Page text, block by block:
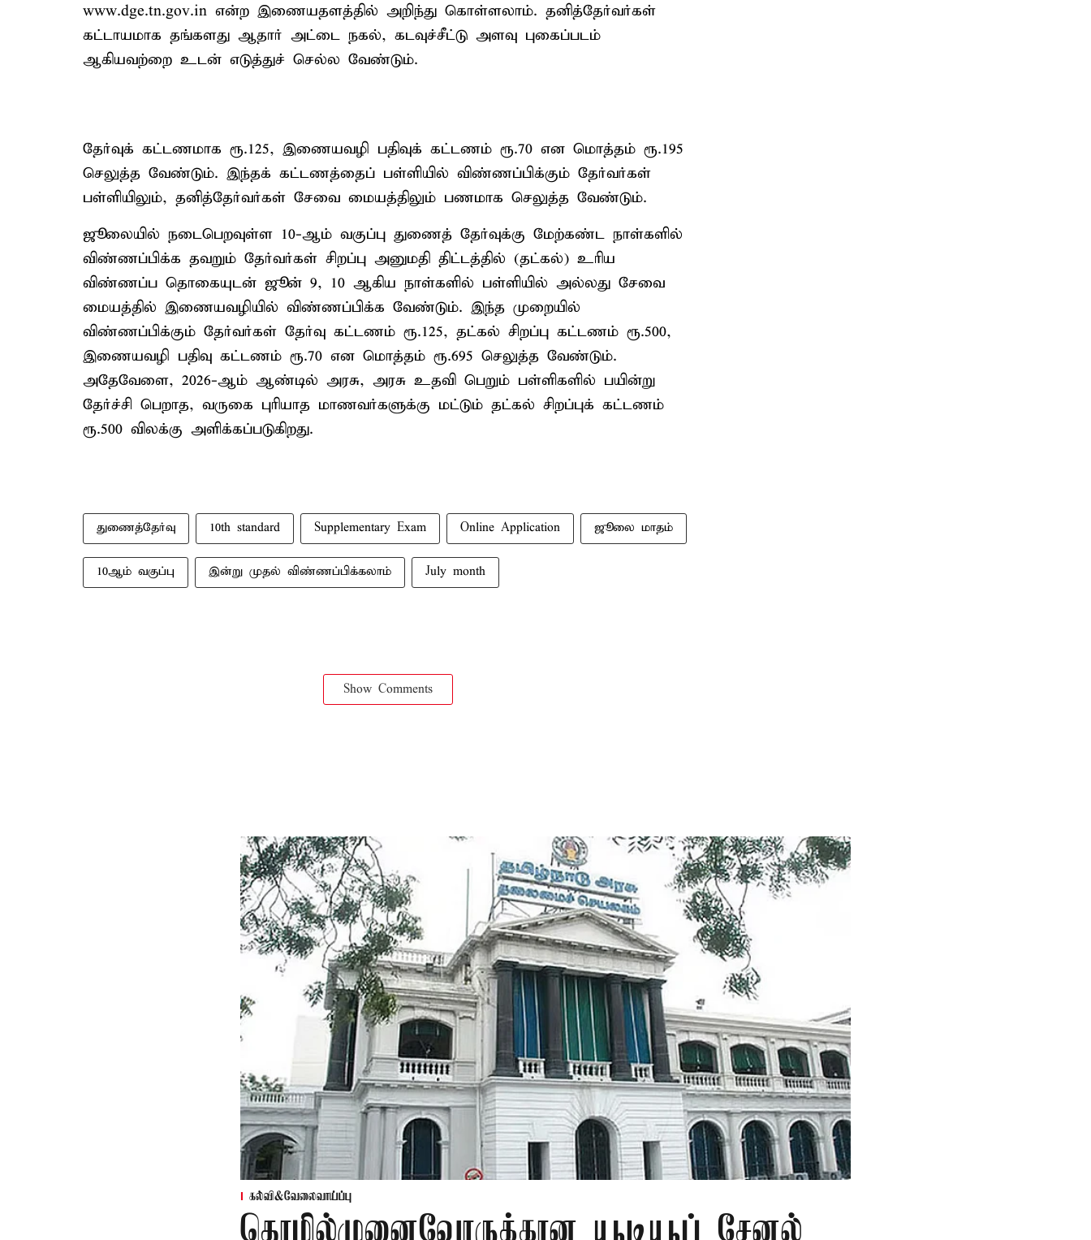
www.dge.tn.gov.in என்ற இணையதளத்தில் அறிந்து கொள்ளலாம். தனித்தேர்வர்கள்
கட்டாயமாக தங்களது ஆதார் அட்டை நகல், கடவுச்சீட்டு அளவு புகைப்படம்
ஆகியவற்றை உடன் எடுத்துச் செல்ல வேண்டும்.
தேர்வுக் கட்டணமாக ரூ.125, இணையவழி பதிவுக் கட்டணம் ரூ.70 என மொத்தம் ரூ.195
செலுத்த வேண்டும். இந்தக் கட்டணத்தைப் பள்ளியில் விண்ணப்பிக்கும் தேர்வர்கள்
பள்ளியிலும், தனித்தேர்வர்கள் சேவை மையத்திலும் பணமாக செலுத்த வேண்டும்.
ஜூலையில் நடைபெறவுள்ள 10-ஆம் வகுப்பு துணைத் தேர்வுக்கு மேற்கண்ட நாள்களில்
விண்ணப்பிக்க தவறும் தேர்வர்கள் சிறப்பு அனுமதி திட்டத்தில் (தட்கல்) உரிய
விண்ணப்ப தொகையுடன் ஜூன் 9, 10 ஆகிய நாள்களில் பள்ளியில் அல்லது சேவை
மையத்தில் இணையவழியில் விண்ணப்பிக்க வேண்டும். இந்த முறையில்
விண்ணப்பிக்கும் தேர்வர்கள் தேர்வு கட்டணம் ரூ.125, தட்கல் சிறப்பு கட்டணம் ரூ.500,
இணையவழி பதிவு கட்டணம் ரூ.70 என மொத்தம் ரூ.695 செலுத்த வேண்டும்.
அதேவேளை, 2026-ஆம் ஆண்டில் அரசு, அரசு உதவி பெறும் பள்ளிகளில் பயின்று
தேர்ச்சி பெறாத, வருகை புரியாத மாணவர்களுக்கு மட்டும் தட்கல் சிறப்புக் கட்டணம்
ரூ.500 விலக்கு அளிக்கப்படுகிறது.
துணைத்தேர்வு 10th standard Supplementary Exam Online Application ஜூலை மாதம்
10ஆம் வகுப்பு இன்று முதல் விண்ணப்பிக்கலாம் July month
Show Comments
கல்வி&வேலைவாய்ப்பு